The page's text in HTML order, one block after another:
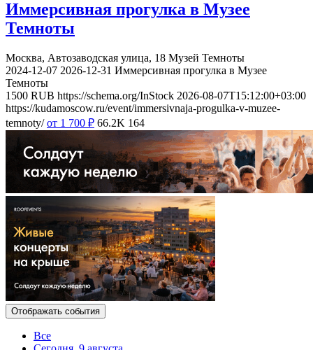
Иммерсивная прогулка в Музее
Темноты
Москва, Автозаводская улица, 18 Музей Темноты
2024-12-07 2026-12-31 Иммерсивная прогулка в Музее
Темноты
1500 RUB https://schema.org/InStock 2026-08-07T15:12:00+03:00
https://kudamoscow.ru/event/immersivnaja-progulka-v-muzee-
temnoty/ от 1 700 ₽ 66.2K 164
Отображать события
Все